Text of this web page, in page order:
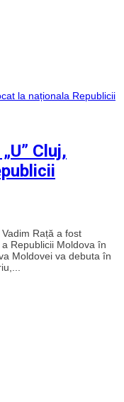
Cluj,
Rață a fost
Republicii Moldova în
Moldovei va debuta în